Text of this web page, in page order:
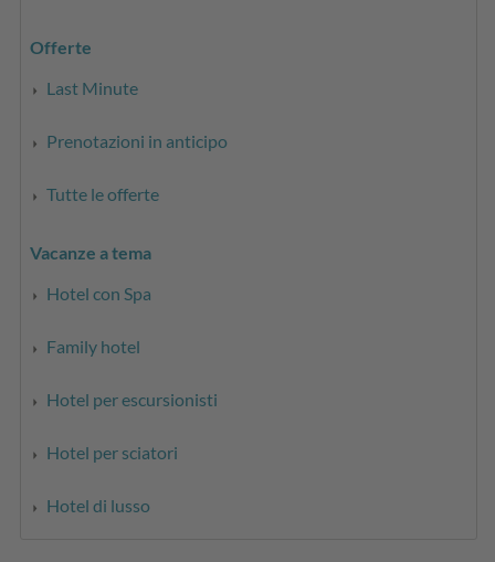
Offerte
Last Minute
Prenotazioni in anticipo
Tutte le offerte
Vacanze a tema
Hotel con Spa
Family hotel
Hotel per escursionisti
Hotel per sciatori
Hotel di lusso